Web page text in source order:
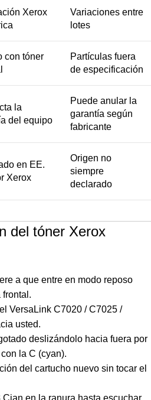
Xerox
Variaciones entre
lotes
con tóner
Partículas fuera
de especificación
la
del equipo
Puede anular la
garantía según
fabricante
en EE.
Xerox
Origen no
siempre
declarado
del tóner Xerox
a que entre en modo reposo
frontal.
VersaLink C7020 / C7025 /
usted.
deslizándolo hacia fuera por
la C (cyan).
del cartucho nuevo sin tocar el
Cian en la ranura hasta escuchar